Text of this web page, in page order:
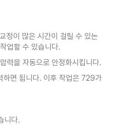
정이 많은 시간이 걸릴 수 있는
업할 수 있습니다.
력을 자동으로 안정화시킵니다.
하면 됩니다. 이후 작업은 729가
니다.